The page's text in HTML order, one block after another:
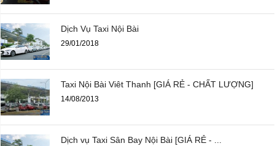
Dịch Vụ Taxi Nội Bài
29/01/2018
Taxi Nội Bài Viêt Thanh [GIÁ RẺ - CHẤT LƯỢNG]
14/08/2013
Dịch vụ Taxi Sân Bay Nội Bài [GIÁ RẺ - ...